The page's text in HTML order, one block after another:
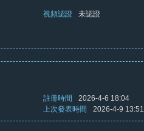
視頻認證 未認證
註冊時間 2026-4-6 18:04
上次發表時間 2026-4-9 13:51